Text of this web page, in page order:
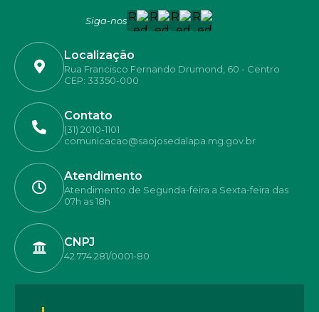
Siga-nos
Localização
Rua Francisco Fernando Drumond, 60 - Centro
CEP: 33350-000
Contato
(31) 2010-1101
comunicacao@saojosedalapa.mg.gov.br
Atendimento
Atendimento de Segunda-feira a Sexta-feira das
07h as 18h
CNPJ
42.774.281/0001-80